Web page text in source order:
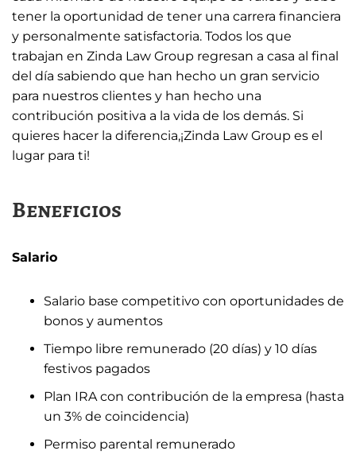
tener la oportunidad de tener una carrera financiera
y personalmente satisfactoria. Todos los que
trabajan en Zinda Law Group regresan a casa al final
del día sabiendo que han hecho un gran servicio
para nuestros clientes y han hecho una
contribución positiva a la vida de los demás. Si
quieres hacer la diferencia,¡Zinda Law Group es el
lugar para ti!
Beneficios
Salario
Salario base competitivo con oportunidades de
bonos y aumentos
Tiempo libre remunerado (20 días) y 10 días
festivos pagados
Plan IRA con contribución de la empresa (hasta
un 3% de coincidencia)
Permiso parental remunerado